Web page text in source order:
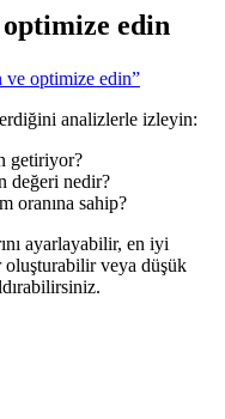
edin
ve optimize edin”
analizlerle izleyin:
getiriyor?
değeri nedir?
oranına sahip?
ayarlayabilir, en iyi
veya düşük